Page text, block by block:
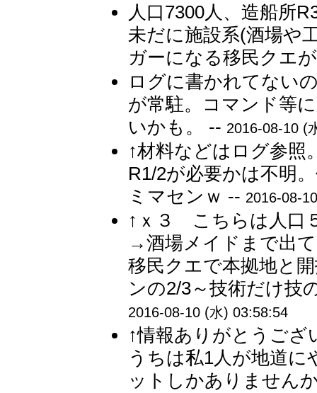
人口7300人、造船所
未だに施設系(酒場や
ガーになる移民クエ
ログに書かれてない
が常駐。コマンド等
いかも。 -- 2016-08-10 (
↑材料などはログ参照
R1/2が必要かは不明
ミマセンｗ -- 2016-08-
↑ｘ３ こちらは人口
→酒場メイドまで出
移民クエで本拠地と
ンの2/3～技術だけ技
2016-08-10 (水) 03:58:54
↑情報ありがとうご
うちは私1人が地道
ットしかありません